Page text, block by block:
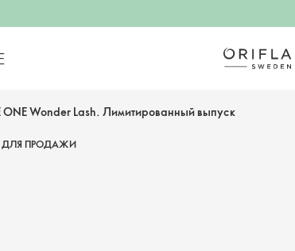
ONE Wonder Lash. Лимитированный выпуск
ДЛЯ ПРОДАЖИ